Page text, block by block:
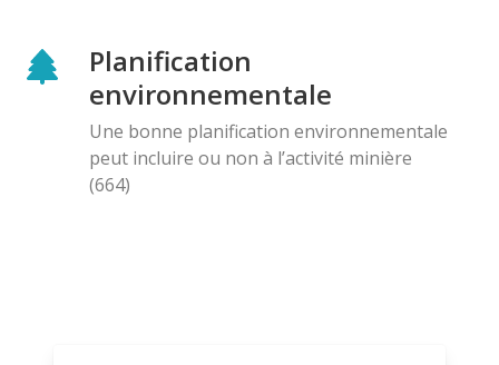
Planification
environnementale
Une bonne planification environnementale
peut incluire ou non à l’activité minière
(664)